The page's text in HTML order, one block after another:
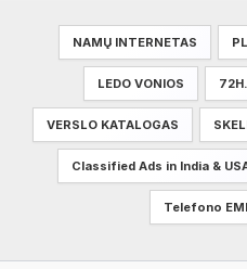
NAMŲ INTERNETAS
LEDO VONIOS
VERSLO KATALOGAS
Classified Ads in India &
Telefono